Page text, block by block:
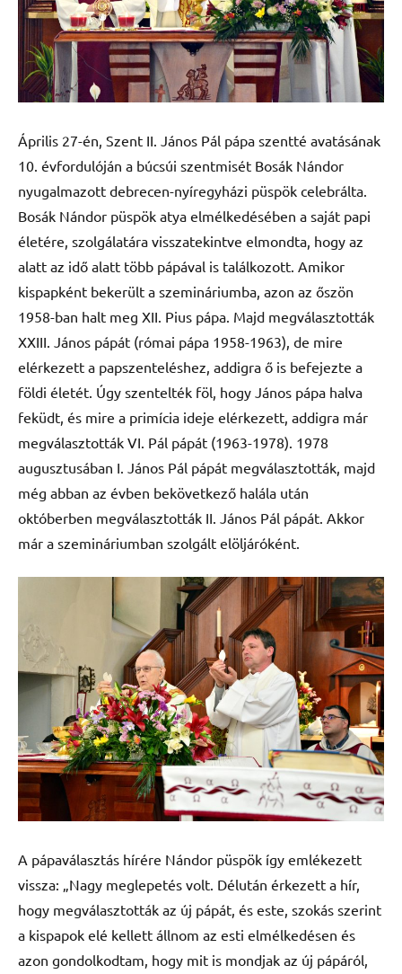
Április 27-én, Szent II. János Pál pápa szentté avatásának
10. évfordulóján a búcsúi szentmisét Bosák Nándor
nyugalmazott debrecen-nyíregyházi püspök celebrálta.
Bosák Nándor püspök atya elmélkedésében a saját papi
életére, szolgálatára visszatekintve elmondta, hogy az
alatt az idő alatt több pápával is találkozott. Amikor
kispapként bekerült a szemináriumba, azon az őszön
1958-ban halt meg XII. Pius pápa. Majd megválasztották
XXIII. János pápát (római pápa 1958-1963), de mire
elérkezett a papszenteléshez, addigra ő is befejezte a
földi életét. Úgy szentelték föl, hogy János pápa halva
feküdt, és mire a primícia ideje elérkezett, addigra már
megválasztották VI. Pál pápát (1963-1978). 1978
augusztusában I. János Pál pápát megválasztották, majd
még abban az évben bekövetkező halála után
októberben megválasztották II. János Pál pápát. Akkor
már a szemináriumban szolgált elöljáróként.
A pápaválasztás hírére Nándor püspök így emlékezett
vissza: „Nagy meglepetés volt. Délután érkezett a hír,
hogy megválasztották az új pápát, és este, szokás szerint
a kispapok elé kellett állnom az esti elmélkedésen és
azon gondolkodtam, hogy mit is mondjak az új pápáról,